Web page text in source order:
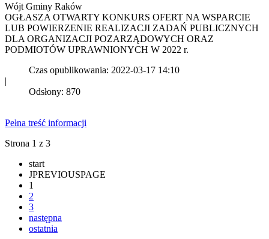
Wójt Gminy Raków
OGŁASZA OTWARTY KONKURS OFERT NA WSPARCIE
LUB POWIERZENIE REALIZACJI ZADAŃ PUBLICZNYCH
DLA ORGANIZACJI POZARZĄDOWYCH ORAZ
PODMIOTÓW UPRAWNIONYCH W 2022 r.
Czas opublikowania: 2022-03-17 14:10
|
Odsłony: 870
Pełna treść informacji
Strona 1 z 3
start
JPREVIOUSPAGE
1
2
3
następna
ostatnia